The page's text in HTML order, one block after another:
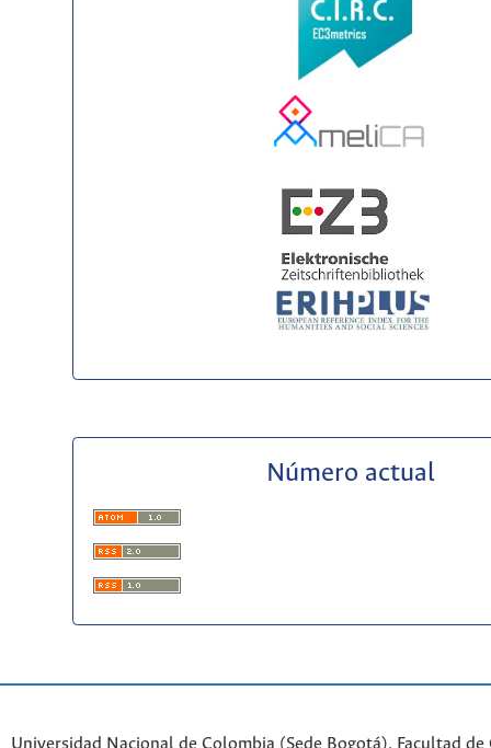
Número actual
Universidad Nacional de Colombia (Sede Bogotá). Facultad de